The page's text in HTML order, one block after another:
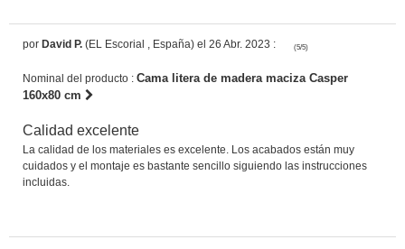
por David P. (EL Escorial , España) el 26 Abr. 2023 : (5/5)
Nominal del producto : Cama litera de madera maciza Casper
160x80 cm
Calidad excelente
La calidad de los materiales es excelente. Los acabados están muy
cuidados y el montaje es bastante sencillo siguiendo las instrucciones
incluidas.